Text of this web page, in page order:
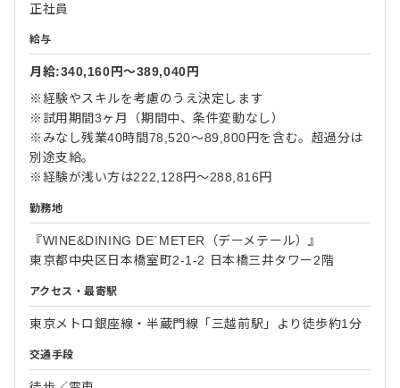
正社員
給与
月給:340,160円〜389,040円
※経験やスキルを考慮のうえ決定します
※試用期間3ヶ月（期間中、条件変動なし）
※みなし残業40時間78,520～89,800円を含む。超過分は
別途支給。
※経験が浅い方は222,128円～288,816円
勤務地
『WINE&DINING DE`METER（デーメテール）』
東京都中央区日本橋室町2-1-2 日本橋三井タワー2階
アクセス・最寄駅
東京メトロ銀座線・半蔵門線「三越前駅」より徒歩約1分
交通手段